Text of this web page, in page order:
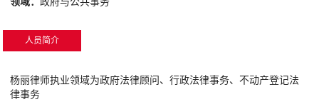
人员简介
杨丽律师执业领域为政府法律顾问、行政法律事务、不动产登记法
律事务